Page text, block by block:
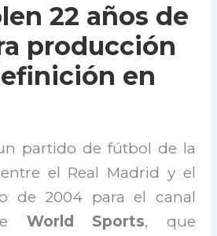
22 años de
producción
en
partido de fútbol de la
el Real Madrid y el
de 2004 para el canal
World Sports, que